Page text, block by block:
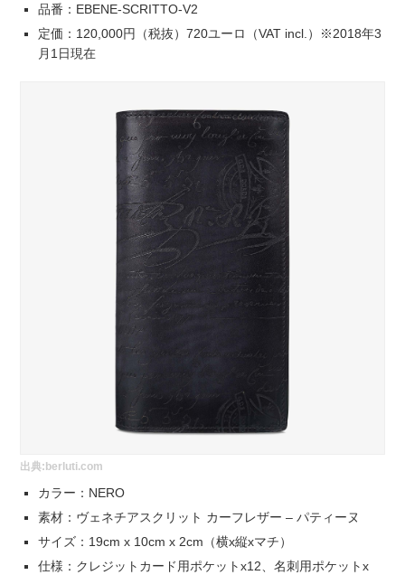
品番：EBENE-SCRITTO-V2
定価：120,000円（税抜）720ユーロ（VAT incl.）※2018年3
月1日現在
出典: berluti.com
カラー：NERO
素材：ヴェネチアスクリット カーフレザー – パティーヌ
サイズ：19cm x 10cm x 2cm（横x縦xマチ）
仕様：クレジットカード用ポケットx12、名刺用ポケットx